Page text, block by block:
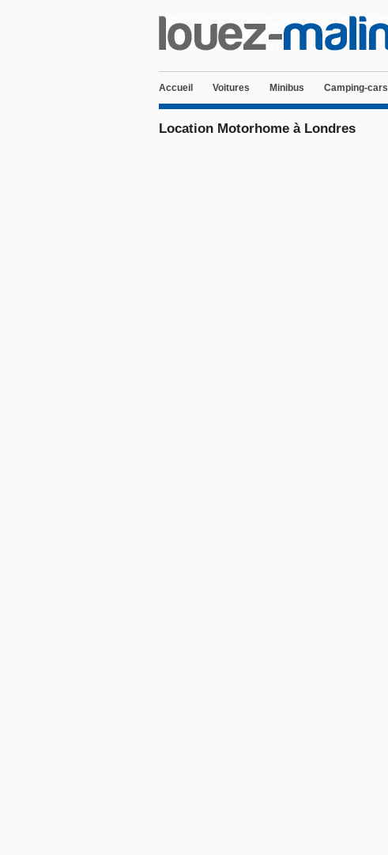
Accueil Voitures Minibus Camping-cars
Location Motorhome à Londres